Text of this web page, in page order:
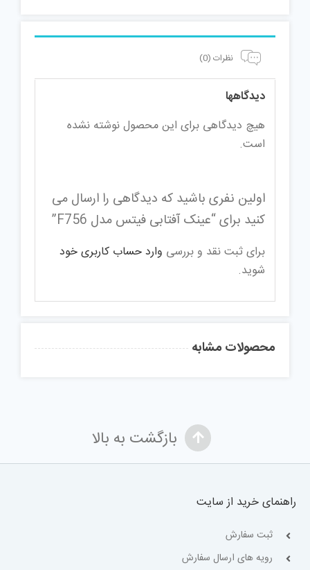
نظرات (0)
دیدگاهها
هیچ دیدگاهی برای این محصول نوشته نشده
است.
اولین نفری باشید که دیدگاهی را ارسال می
کنید برای “عینک آفتابی فیتس مدل F756”
برای ثبت نقد و بررسی وارد حساب کاربری خود
شوید.
محصولات مشابه
بازگشت به بالا
راهنمای خرید از سایت
ثبت سفارش
رویه های ارسال سفارش